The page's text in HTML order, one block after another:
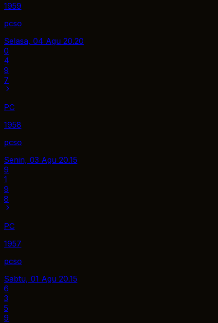
1959
pcso
Selasa, 04 Agu 20.20
0
4
9
7
PC
1958
pcso
Senin, 03 Agu 20.15
9
1
9
8
PC
1957
pcso
Sabtu, 01 Agu 20.15
6
3
5
9